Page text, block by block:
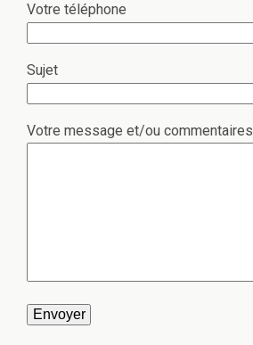
Votre téléphone
Sujet
Votre message et/ou commentaires